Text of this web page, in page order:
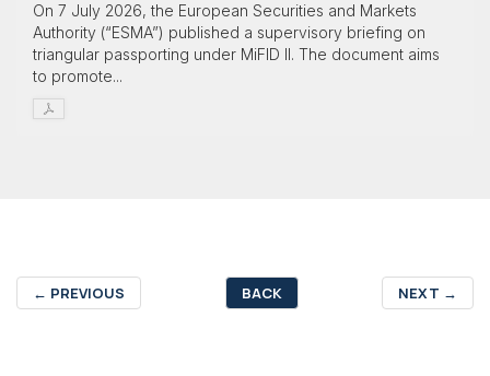
On 7 July 2026, the European Securities and Markets
Authority (“ESMA”) published a supervisory briefing on
triangular passporting under MiFID II. The document aims
to promote...
← PREVIOUS BACK NEXT →